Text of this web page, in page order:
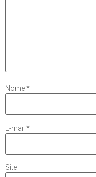
Nome*
E-mail *
Site